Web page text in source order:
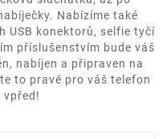
Nabízíme také
USB konektorů, selfie tyčí
příslušenstvím bude váš
nabíjen a připraven na
to pravé pro váš telefon
vpřed!